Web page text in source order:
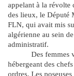
appelant à la révolte
des lieux, le Député
FLN, qui avait mis
algérienne au sein
administratif.
Des femmes
hébergeant des
ordres. Les